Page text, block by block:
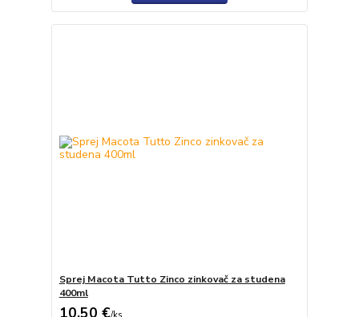
Sprej Macota Tutto Zinco zinkovač za studena
400ml
10,50 €